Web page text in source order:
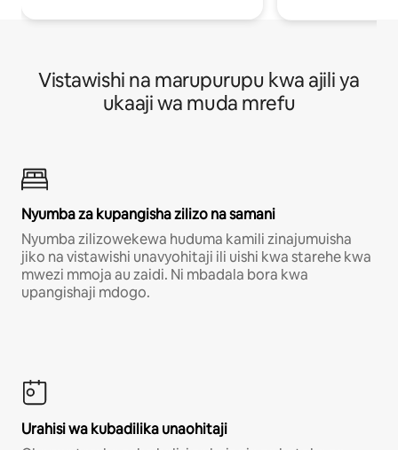
Vistawishi na marupurupu kwa ajili ya
ukaaji wa muda mrefu
Nyumba za kupangisha zilizo na samani
Nyumba zilizowekewa huduma kamili zinajumuisha
jiko na vistawishi unavyohitaji ili uishi kwa starehe kwa
mwezi mmoja au zaidi. Ni mbadala bora kwa
upangishaji mdogo.
Urahisi wa kubadilika unaohitaji